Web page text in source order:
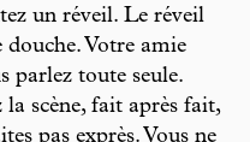
un réveil. Le réveil
douche. Votre amie
parlez toute seule.
la scène, fait après fait,
pas exprès. Vous ne